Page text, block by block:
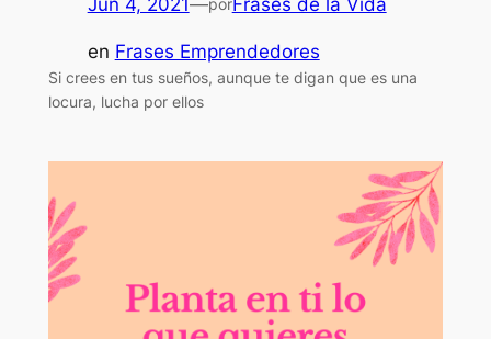
en Frases Emprendedores
Si crees en tus sueños, aunque te digan que es una
locura, lucha por ellos